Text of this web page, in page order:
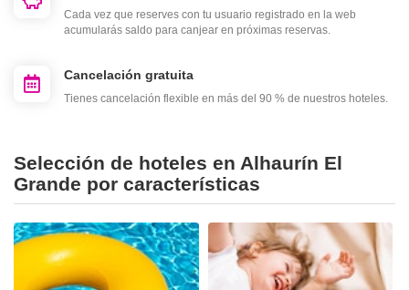
Cada vez que reserves con tu usuario registrado en la web
acumularás saldo para canjear en próximas reservas.
Cancelación gratuita
Tienes cancelación flexible en más del 90 % de nuestros hoteles.
Selección de hoteles en Alhaurín El
Grande por características